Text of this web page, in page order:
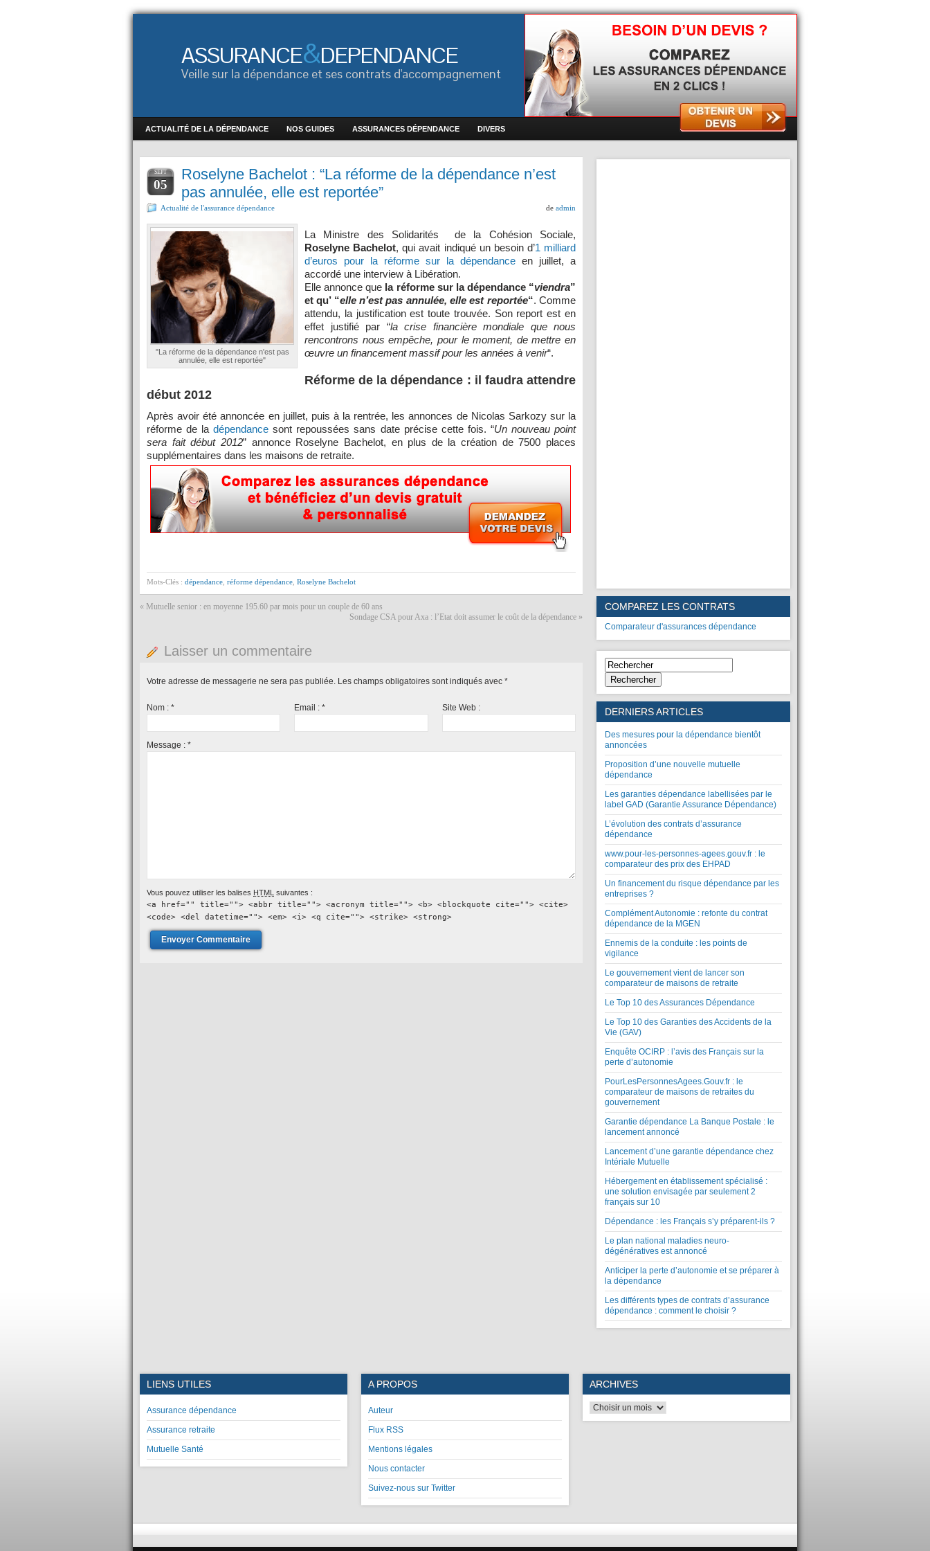
ASSURANCE&DEPENDANCE
Veille sur la dépendance et ses contrats d'accompagnement
ACTUALITÉ DE LA DÉPENDANCE NOS GUIDES ASSURANCES DÉPENDANCE DIVERS
SEPT
05
Roselyne Bachelot : “La réforme de la dépendance n’est
pas annulée, elle est reportée”
Actualité de l'assurance dépendance de admin
"La réforme de la dépendance n'est pas
annulée, elle est reportée"
La Ministre des Solidarités de la Cohésion Sociale,
Roselyne Bachelot, qui avait indiqué un besoin d’1 milliard
d’euros pour la réforme sur la dépendance en juillet, a
accordé une interview à Libération.
Elle annonce que la réforme sur la dépendance “viendra”
et qu’ “elle n’est pas annulée, elle est reportée“. Comme
attendu, la justification est toute trouvée. Son report est en
effet justifié par “la crise financière mondiale que nous
rencontrons nous empêche, pour le moment, de mettre en
œuvre un financement massif pour les années à venir“.
Réforme de la dépendance : il faudra attendre
début 2012
Après avoir été annoncée en juillet, puis à la rentrée, les annonces de Nicolas Sarkozy sur la
réforme de ladépendance sont repoussées sans date précise cette fois. “Un nouveau point
sera fait début 2012” annonce Roselyne Bachelot, en plus de la création de 7500 places
supplémentaires dans les maisons de retraite.
Mots-Clés : dépendance réforme dépendance Roselyne Bachelot
« Mutuelle senior : en moyenne 195.60 par mois pour un couple de 60 ans
Sondage CSA pour Axa : l’Etat doit assumer le coût de la dépendance »
Laisser un commentaire
Votre adresse de messagerie ne sera pas publiée. Les champs obligatoires sont indiqués avec *
Nom : * Email :* Site Web :
Message : *
Vous pouvez utiliser les balises HTML suivantes :
<a href="" title=""> <abbr title=""> <acronym title=""> <b> <blockquote cite=""> <cite>
<code> <del datetime=""> <em> <i> <q cite=""> <strike> <strong>
COMPAREZ LES CONTRATS
Comparateur d'assurances dépendance
Rechercher
DERNIERS ARTICLES
Des mesures pour la dépendance bientôt
annoncées
Proposition d’une nouvelle mutuelle
dépendance
Les garanties dépendance labellisées par le
label GAD (Garantie Assurance Dépendance)
L’évolution des contrats d’assurance
dépendance
www.pour-les-personnes-agees.gouv.fr : le
comparateur des prix des EHPAD
Un financement du risque dépendance par les
entreprises ?
Complément Autonomie : refonte du contrat
dépendance de la MGEN
Ennemis de la conduite : les points de
vigilance
Le gouvernement vient de lancer son
comparateur de maisons de retraite
Le Top 10 des Assurances Dépendance
Le Top 10 des Garanties des Accidents de la
Vie (GAV)
Enquête OCIRP : l’avis des Français sur la
perte d’autonomie
PourLesPersonnesAgees.Gouv.fr : le
comparateur de maisons de retraites du
gouvernement
Garantie dépendance La Banque Postale : le
lancement annoncé
Lancement d’une garantie dépendance chez
Intériale Mutuelle
Hébergement en établissement spécialisé :
une solution envisagée par seulement 2
français sur 10
Dépendance : les Français s’y préparent-ils ?
Le plan national maladies neuro-
dégénératives est annoncé
Anticiper la perte d’autonomie et se préparer à
la dépendance
Les différents types de contrats d’assurance
dépendance : comment le choisir ?
LIENS UTILES
Assurance dépendance
Assurance retraite
Mutuelle Santé
A PROPOS
Auteur
Flux RSS
Mentions légales
Nous contacter
Suivez-nous sur Twitter
ARCHIVES